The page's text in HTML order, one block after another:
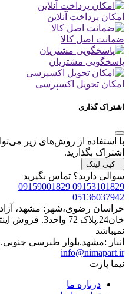
امکان پرداخت آنلاین
ضمانت اصل کالا
پاسخگویی مشتریان
امکان تحویل اکسپرسی
اشتراک گذاری
با استفاده از روش‌های زیر
اشتراک بگذارید.
کپی لینک
سوالی دارید؟ تماس بگیرید
09153101829 09159001829
05136037942
خان24.پلاک 72
نمیباشد
انبار :مشهد.بلوار طبرسی جنوبی.بین طبرسی
info@nimapart.ir
نیما پارت
درباره ما